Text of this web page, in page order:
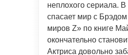
неплохого сериала.
спасает мир с
миров Z» по книге
окончательно
Актриса довольно